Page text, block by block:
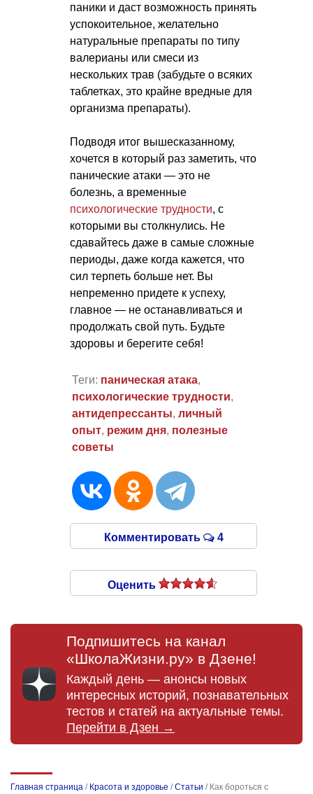
паники и даст возможность принять
успокоительное, желательно
натуральные препараты по типу
валерианы или смеси из
нескольких трав (забудьте о всяких
таблетках, это крайне вредные для
организма препараты).
Подводя итог вышесказанному,
хочется в который раз заметить, что
панические атаки — это не
болезнь, а временные
психологические трудности, с
которыми вы столкнулись. Не
сдавайтесь даже в самые сложные
периоды, даже когда кажется, что
сил терпеть больше нет. Вы
непременно придете к успеху,
главное — не останавливаться и
продолжать свой путь. Будьте
здоровы и берегите себя!
Теги: паническая атака,
психологические трудности,
антидепрессанты, личный
опыт, режим дня, полезные
советы
Комментировать 4
Оценить
Подпишитесь на канал
«ШколаЖизни.ру» в Дзене!
Каждый день — анонсы новых
интересных историй, познавательных
тестов и статей на актуальные темы.
Перейти в Дзен →
Главная страница / Красота и здоровье /Статьи / Как бороться с